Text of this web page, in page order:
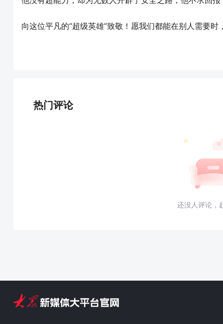
向这位平凡的“超级英雄”致敬！愿我们都能在别人需要时
热门评论
还没人评论，